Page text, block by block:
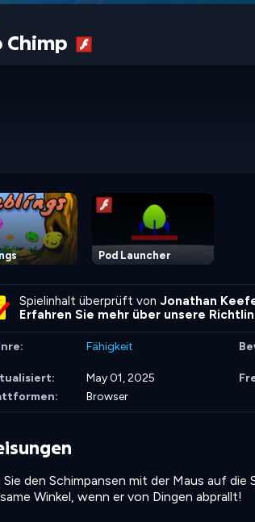
Chimp
Pod Launcher
Spielinhalt überprüft von Jonathan
Erfahren Sie mehr über unsere
Fähigkeit
May 01, 2025
Browser
den Schimpansen mit der Maus auf
Winkel, wenn er von Dingen abprallt!